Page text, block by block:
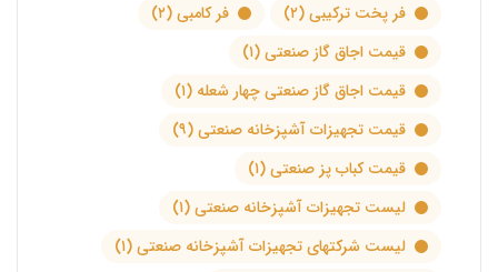
فر پخت ترکیبی(۲) فر کامبی(۲)
قیمت اجاق گاز صنعتی(۱)
قیمت اجاق گاز صنعتی چهار شعله (۱)
قیمت تجهیزات آشپزخانه صنعتی(۹)
قیمت کباب پز صنعتی(۱)
لیست تجهیزات آشپزخانه صنعتی(۱)
لیست شرکتهای تجهیزات آشپزخانه صنعتی(۱)